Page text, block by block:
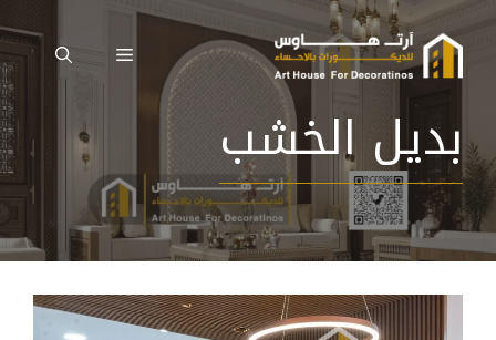
انتقل
المحتوى القائمة
بديل الخشب